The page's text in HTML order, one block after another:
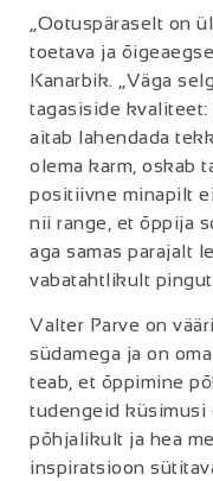
„Ootuspäraselt on
toetava ja
Kanarbik. „Väga
tagasiside
aitab lahendada
olema karm, oskab
positiivne minapilt
nii range, et õppija
aga samas parajalt
vabatahtlikult
Valter Parve on
südamega ja on
teab, et õppimine
tudengeid küsimusi
põhjalikult ja hea
inspiratsioon